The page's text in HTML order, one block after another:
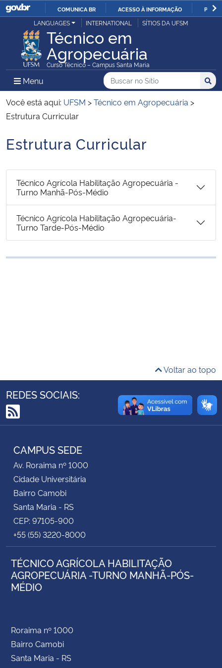
IR
PARA
O
CONTEÚDO
COMUNICA BR ACESSO À INFORMAÇÃO
Ministério da Justiça e Segurança Pública
Ministério da Defesa
Ministério das Relações Exteriores
Ministério da Infraestrutura
Ministério da Agricultura, Pecuária e Abastecimento
Ministério da Educação
Ministério da Cidadania
Ministério da Saúde
Controladoria-Geral da União
Secretaria-Geral
Secretaria de Governo
Gabinete de Segurança Institucional
Advocacia-Geral da União
Banco Central do Brasil
LANGUAGES INTERNATIONAL SÍTIOS DA UFSM
Técnico em
Agropecuária
Curso Técnico – Campus Santa Maria
Menu Menu Principal do Sítio
Busca
Buscar no no Sítio
Busca:
Você está aqui: UFSM >Técnico em Agropecuária >
Estrutura Curricular
Início do conteúdo
Estrutura Curricular
Técnico Agrícola Habilitação Agropecuária -
Turno Manhã-Pós-Médio
Técnico Agrícola Habilitação Agropecuária-
Turno Tarde-Pós-Médio
Voltar ao topo
REDES SOCIAIS:
RSS
CAMPUS SEDE
Av. Roraima nº 1000
Cidade Universitária
Bairro Camobi
Santa Maria - RS
CEP: 97105-900
+55 (55) 3220-8000
TÉCNICO AGRÍCOLA HABILITAÇÃO
AGROPECUÁRIA -TURNO MANHÃ-PÓS-
MÉDIO
Roraima nº 1000
Bairro Camobi
Santa Maria - RS